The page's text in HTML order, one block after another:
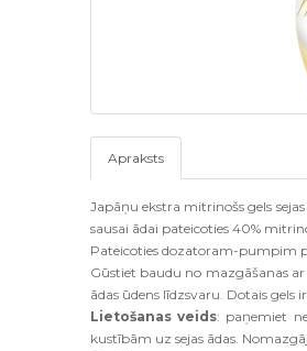
Apraksts
Japāņu ekstra mitrinošs gels
sausai ādai pateicoties 40%
Pateicoties dozatoram-pumpim
Gūstiet baudu no mazgāšanas
ādas ūdens līdzsvaru. Dotais
Lietošanas veids: paņemiet
kustībām uz sejas ādas.